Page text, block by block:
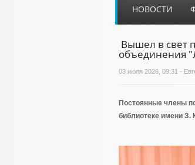
НОВОСТИ
Вышел в свет
объединения
03 июля 2026, 09:31 -
Постоянные члены
библиотеке имени З.